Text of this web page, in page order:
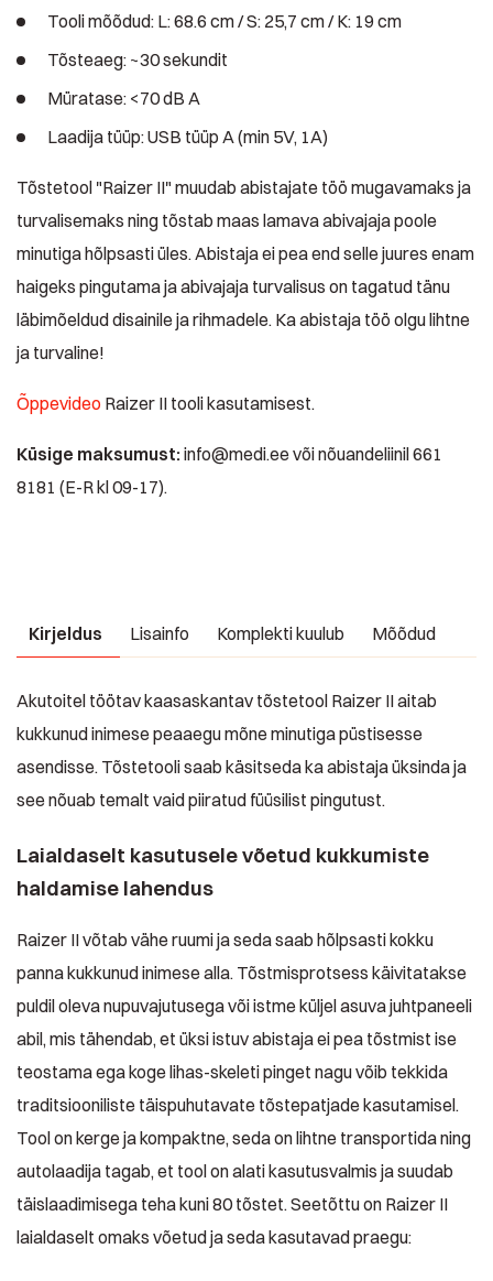
Tooli mõõdud: L: 68.6 cm / S: 25,7 cm / K: 19 cm
Tõsteaeg: ~30 sekundit
Müratase: <70 dB A
Laadija tüüp: USB tüüp A (min 5V, 1A)
Tõstetool "Raizer II" muudab abistajate töö mugavamaks ja
turvalisemaks ning tõstab maas lamava abivajaja poole
minutiga hõlpsasti üles. Abistaja ei pea end selle juures enam
haigeks pingutama ja abivajaja turvalisus on tagatud tänu
läbimõeldud disainile ja rihmadele. Ka abistaja töö olgu lihtne
ja turvaline!
Õppevideo Raizer II tooli kasutamisest.
Küsige maksumust:info@medi.ee või nõuandeliinil 661
8181 (E-R kl 09-17).
Kirjeldus Lisainfo Komplekti kuulub Mõõdud
Akutoitel töötav kaasaskantav tõstetool Raizer II aitab
kukkunud inimese peaaegu mõne minutiga püstisesse
asendisse. Tõstetooli saab käsitseda ka abistaja üksinda ja
see nõuab temalt vaid piiratud füüsilist pingutust.
Laialdaselt kasutusele võetud kukkumiste
haldamise lahendus
Raizer II võtab vähe ruumi ja seda saab hõlpsasti kokku
panna kukkunud inimese alla. Tõstmisprotsess käivitatakse
puldil oleva nupuvajutusega või istme küljel asuva juhtpaneeli
abil, mis tähendab, et üksi istuv abistaja ei pea tõstmist ise
teostama ega koge lihas-skeleti pinget nagu võib tekkida
traditsiooniliste täispuhutavate tõstepatjade kasutamisel.
Tool on kerge ja kompaktne, seda on lihtne transportida ning
autolaadija tagab, et tool on alati kasutusvalmis ja suudab
täislaadimisega teha kuni 80 tõstet. Seetõttu on Raizer II
laialdaselt omaks võetud ja seda kasutavad praegu: